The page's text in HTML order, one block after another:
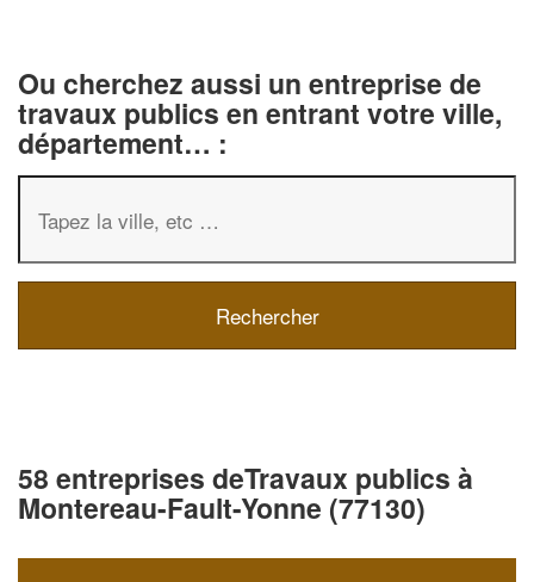
Ou cherchez aussi un entreprise de
travaux publics en entrant votre ville,
département… :
58 entreprises deTravaux publics à
Montereau-Fault-Yonne (77130)